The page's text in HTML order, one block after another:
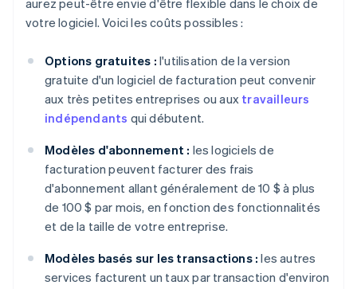
aurez peut-être envie d'être flexible dans le choix de
votre logiciel. Voici les coûts possibles :
Options gratuites : l'utilisation de la version
gratuite d'un logiciel de facturation peut convenir
aux très petites entreprises ou aux travailleurs
indépendants qui débutent.
Modèles d'abonnement : les logiciels de
facturation peuvent facturer des frais
d'abonnement allant généralement de 10 $ à plus
de 100 $ par mois, en fonction des fonctionnalités
et de la taille de votre entreprise.
Modèles basés sur les transactions : les autres
services facturent un taux par transaction d'environ